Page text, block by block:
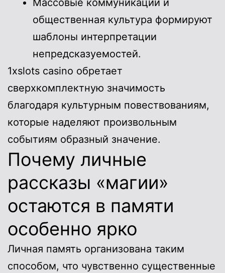
общественная культура формируют
шаблоны интерпретации
непредсказуемостей.
1xslots casino обретает
сверхкомплектную значимость
благодаря культурным повествованиям,
которые наделяют произвольным
событиям образный значение.
Почему личные
рассказы «магии»
остаются в памяти
особенно ярко
Личная память организована таким
способом, что чувственно существенные